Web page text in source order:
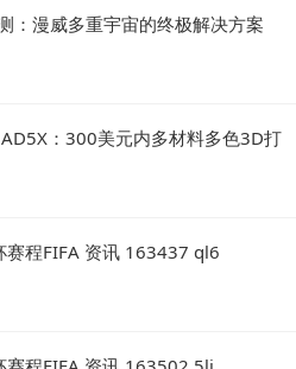
：漫威多重宇宙的终极解决方案
：300美元内多材料多色3D打
赛程FIFA 资讯 163437 ql6